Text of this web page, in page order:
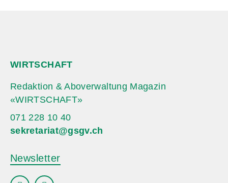
WIRTSCHAFT
Redaktion & Aboverwaltung Magazin
«WIRTSCHAFT»
071 228 10 40
sekretariat@gsgv.ch
Newsletter